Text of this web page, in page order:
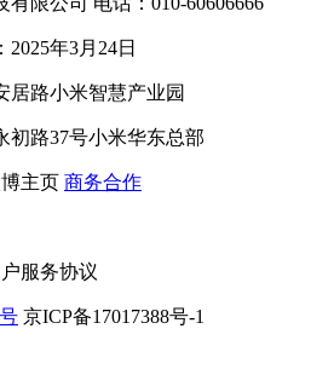
2025年3月24日
居路小米智慧产业园
初路37号小米华东总部
主页 商务合作
服务协议
京ICP备17017388号-1